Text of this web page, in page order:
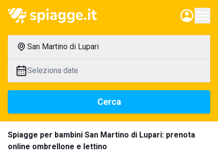
San Martino di Lupari
Seleziona date
Cerca
Spiagge per bambini San Martino di Lupari: prenota
online ombrellone e lettino